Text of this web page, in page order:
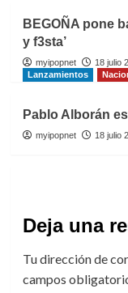
BEGOÑA pone
y f3sta’
myipopnet 18 julio
Lanzamientos
Pablo Alborán
myipopnet 18 julio
Deja una
Tu dirección de
campos